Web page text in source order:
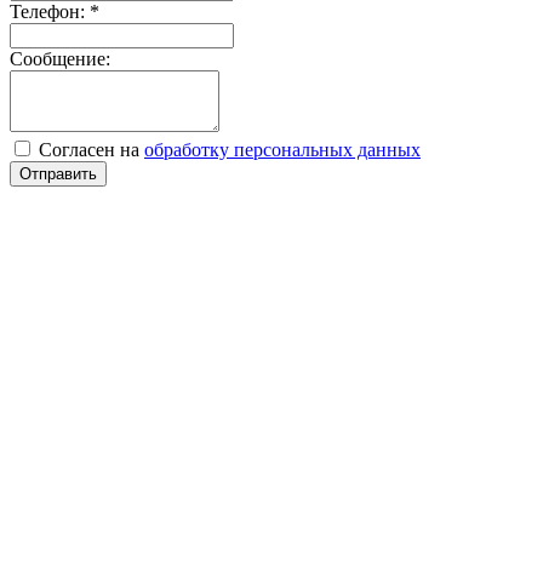
Телефон: *
Сообщение:
Согласен на обработку персональных данных
Отправить